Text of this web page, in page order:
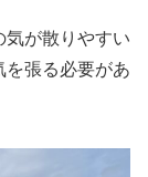
気が散りやすい
を張る必要があ